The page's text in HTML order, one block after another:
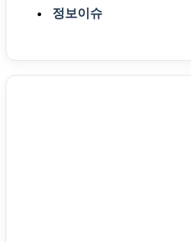
정보이슈